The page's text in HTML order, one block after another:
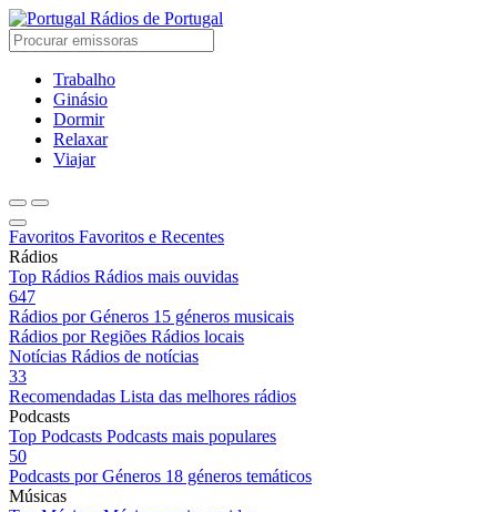
Rádios de Portugal
Trabalho
Ginásio
Dormir
Relaxar
Viajar
Favoritos Favoritos e Recentes
Rádios
Top Rádios Rádios mais ouvidas
647
Rádios por Géneros 15 géneros musicais
Rádios por Regiões Rádios locais
Notícias Rádios de notícias
33
Recomendadas Lista das melhores rádios
Podcasts
Top Podcasts Podcasts mais populares
50
Podcasts por Géneros 18 géneros temáticos
Músicas